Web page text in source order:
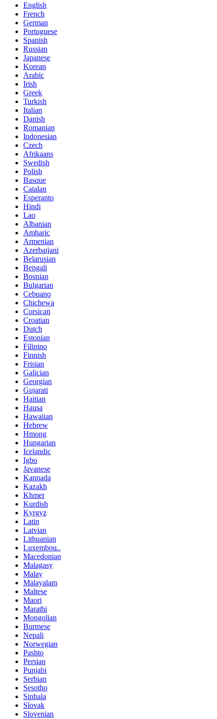
English
French
German
Portuguese
Spanish
Russian
Japanese
Korean
Arabic
Irish
Greek
Turkish
Italian
Danish
Romanian
Indonesian
Czech
Afrikaans
Swedish
Polish
Basque
Catalan
Esperanto
Hindi
Lao
Albanian
Amharic
Armenian
Azerbaijani
Belarusian
Bengali
Bosnian
Bulgarian
Cebuano
Chichewa
Corsican
Croatian
Dutch
Estonian
Filipino
Finnish
Frisian
Galician
Georgian
Gujarati
Haitian
Hausa
Hawaiian
Hebrew
Hmong
Hungarian
Icelandic
Igbo
Javanese
Kannada
Kazakh
Khmer
Kurdish
Kyrgyz
Latin
Latvian
Lithuanian
Luxembou..
Macedonian
Malagasy
Malay
Malayalam
Maltese
Maori
Marathi
Mongolian
Burmese
Nepali
Norwegian
Pashto
Persian
Punjabi
Serbian
Sesotho
Sinhala
Slovak
Slovenian